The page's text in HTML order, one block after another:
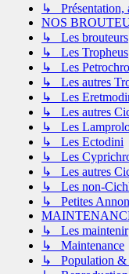
↳ Présentation,
NOS
↳ Les brouteurs
↳ Les Tropheus
↳ Les
↳ Les autres
↳ Les
↳ Les autres
↳ Les
↳ Les Ectodini
↳ Les
↳ Les autres
↳ Les non-
↳ Petites
↳ Les maintenir
↳ Maintenance
↳ Population &